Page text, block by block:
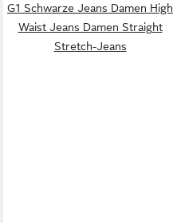
G1 Schwarze Jeans Damen High
Waist Jeans Damen Straight
Stretch-Jeans